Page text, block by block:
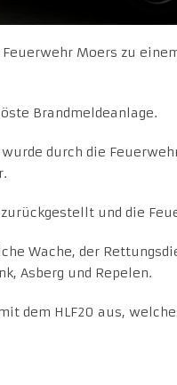
Moers zu
Brandmeldeanlage.
durch die
und die
Wache, der
Asberg und Repelen.
dem HLF20 aus,